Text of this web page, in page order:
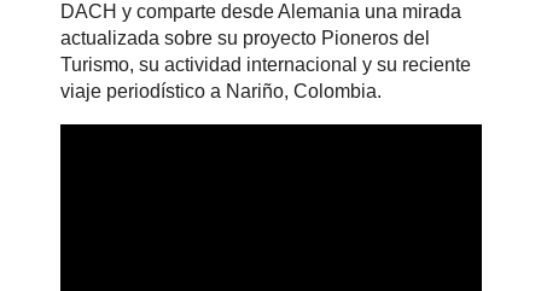
DACH y comparte desde Alemania una mirada
actualizada sobre su proyecto Pioneros del
Turismo, su actividad internacional y su reciente
viaje periodístico a Nariño, Colombia.